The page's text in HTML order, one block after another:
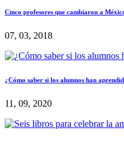
Cinco profesores que cambiaron a
07, 03, 2018
¿Cómo saber si los alumnos han
11, 09, 2020